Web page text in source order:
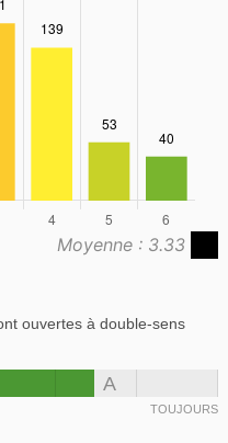
Moyenne : 3.33
ouvertes à double-sens
A
TOUJOURS